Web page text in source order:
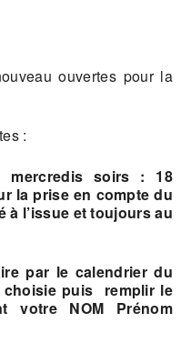
ouvertes pour la
:
mercredis soirs : 18
la prise en compte du
à l’issue et toujours au
par le calendrier du
puis remplir le
votre NOM Prénom